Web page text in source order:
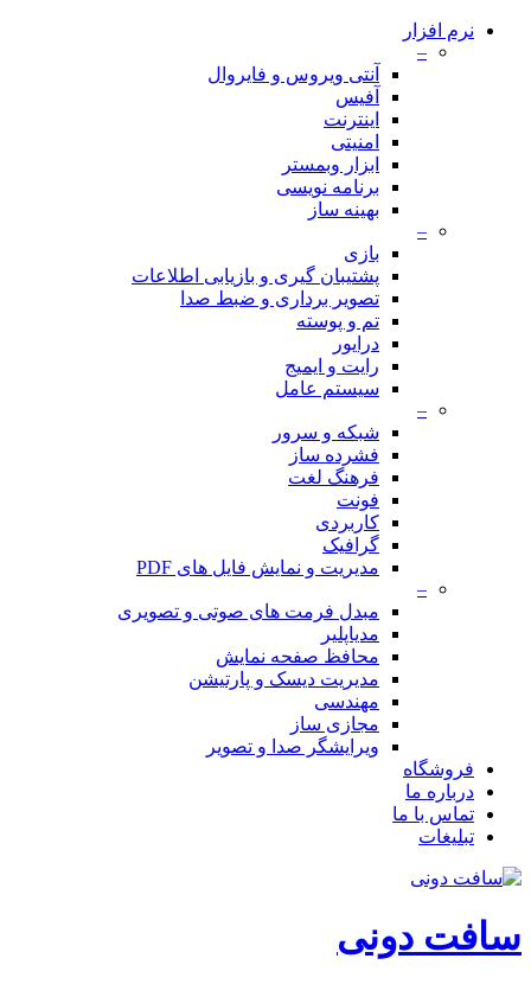
نرم افزار
–
آنتی ویروس و فایروال
آفیس
اینترنت
امنیتی
ابزار وبمستر
برنامه نویسی
بهینه ساز
–
بازی
پشتیبان گیری و بازیابی اطلاعات
تصویر برداری و ضبط صدا
تم و پوسته
درایور
رایت و ایمیج
سیستم عامل
–
شبکه و سرور
فشرده ساز
فرهنگ لغت
فونت
کاربردی
گرافیک
مدیریت و نمایش فایل های PDF
–
مبدل فرمت های صوتی و تصویری
مدیاپلیر
محافظ صفحه نمایش
مدیریت دیسک و پارتیشن
مهندسی
مجازی ساز
ویرایشگر صدا و تصویر
فروشگاه
درباره ما
تماس با ما
تبلیغات
سافت دونی